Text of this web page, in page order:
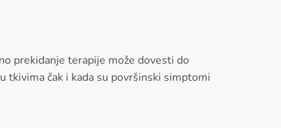
prekidanje terapije može dovesti do
čak i kada su površinski simptomi